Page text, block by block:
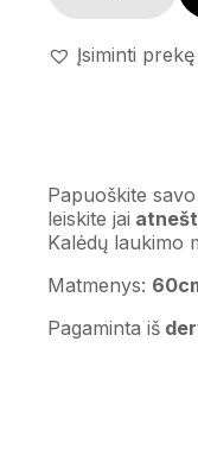
Įsiminti prekę
Papuoškite
leiskite jai
Kalėdų laukimo
Matmenys:
Pagaminta iš